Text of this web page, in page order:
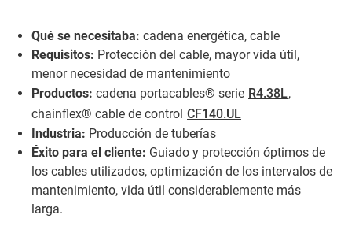
Qué se necesitaba: cadena energética, cable
Requisitos: Protección del cable, mayor vida útil,
menor necesidad de mantenimiento
Productos: cadena portacables® serie R4.38L,
chainflex® cable de control CF140.UL
Industria: Producción de tuberías
Éxito para el cliente: Guiado y protección óptimos de
los cables utilizados, optimización de los intervalos de
mantenimiento, vida útil considerablemente más
larga.